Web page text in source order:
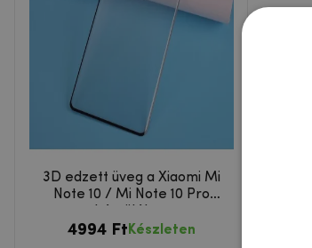
3D edzett üveg a Xiaomi Mi
Note 10 / Mi Note 10 Pro
4994 Ft Készleten